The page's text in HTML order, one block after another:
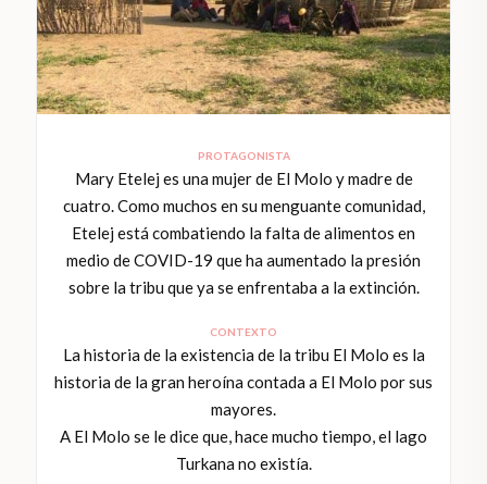
PROTAGONISTA
Mary Etelej es una mujer de El Molo y madre de
cuatro. Como muchos en su menguante comunidad,
Etelej está combatiendo la falta de alimentos en
medio de COVID-19 que ha aumentado la presión
sobre la tribu que ya se enfrentaba a la extinción.
CONTEXTO
La historia de la existencia de la tribu El Molo es la
historia de la gran heroína contada a El Molo por sus
mayores.
A El Molo se le dice que, hace mucho tiempo, el lago
Turkana no existía.